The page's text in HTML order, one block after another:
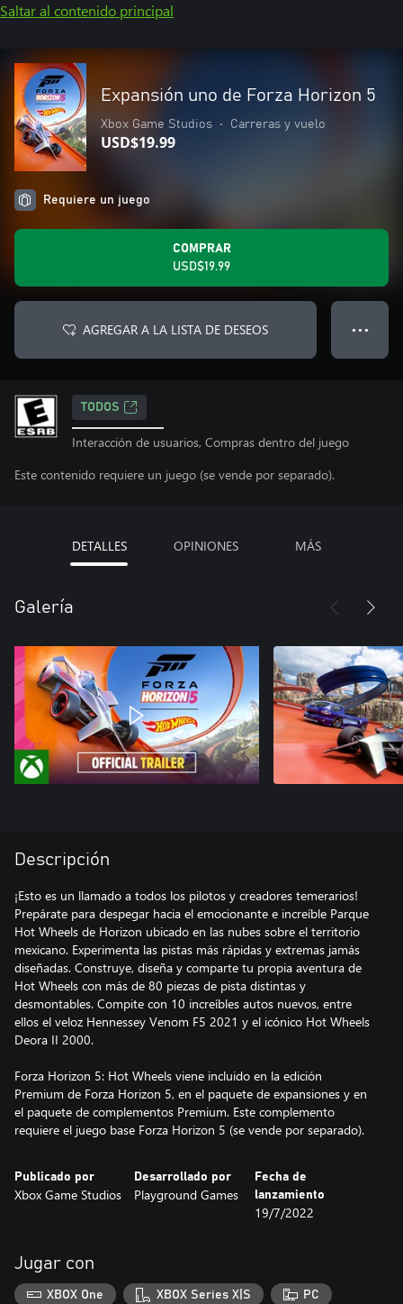
Saltar al contenido principal
Expansión uno de Forza Horizon 5
Xbox Game Studios • Carreras y vuelo
USD$19.99
Requiere un juego
COMPRAR
USD$19.99
AGREGAR A LA LISTA DE DESEOS ● ● ●
TODOS
Interacción de usuarios, Compras dentro del juego
Este contenido requiere un juego (se vende por separado).
DETALLES OPINIONES MÁS
Galería
Descripción
¡Esto es un llamado a todos los pilotos y creadores temerarios!
Prepárate para despegar hacia el emocionante e increíble Parque
Hot Wheels de Horizon ubicado en las nubes sobre el territorio
mexicano. Experimenta las pistas más rápidas y extremas jamás
diseñadas. Construye, diseña y comparte tu propia aventura de
Hot Wheels con más de 80 piezas de pista distintas y
desmontables. Compite con 10 increíbles autos nuevos, entre
ellos el veloz Hennessey Venom F5 2021 y el icónico Hot Wheels
Deora II 2000.
Forza Horizon 5: Hot Wheels viene incluido en la edición
Premium de Forza Horizon 5, en el paquete de expansiones y en
el paquete de complementos Premium. Este complemento
requiere el juego base Forza Horizon 5 (se vende por separado).
Publicado por
Xbox Game Studios
Desarrollado por
Playground Games
Fecha de
lanzamiento
19/7/2022
Jugar con
XBOX One XBOX Series X|S PC